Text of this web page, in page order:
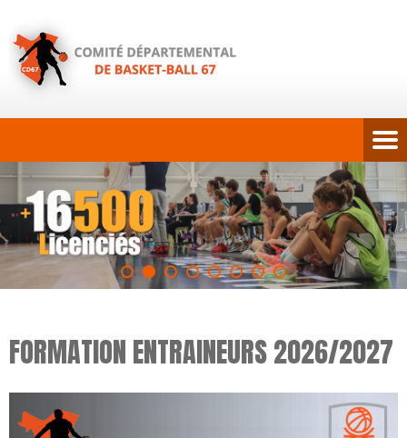
FORMATION ENTRAINEURS 2026/2027